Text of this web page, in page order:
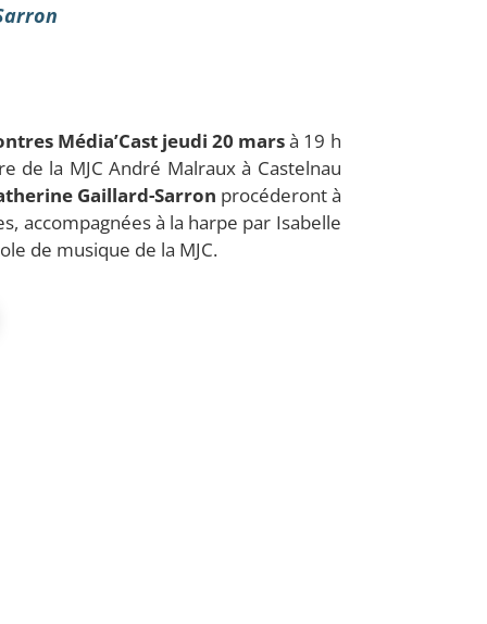
Média’Cast jeudi 20 marsà 19 h
de la MJC André Malraux à Castelnau
Gaillard-Sarron procéderont à
accompagnées à la harpe par Isabelle
de musique de la MJC.